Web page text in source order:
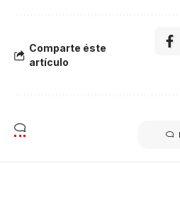
Comparte éste
artículo